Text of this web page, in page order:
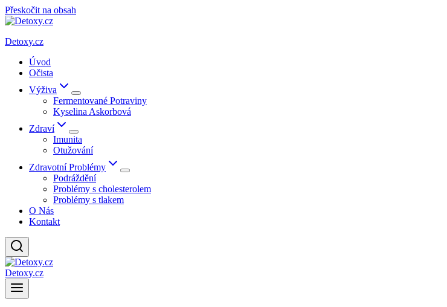
Přeskočit na obsah
Detoxy.cz
Úvod
Očista
Výživa
Fermentované Potraviny
Kyselina Askorbová
Zdraví
Imunita
Otužování
Zdravotní Problémy
Podráždění
Problémy s cholesterolem
Problémy s tlakem
O Nás
Kontakt
Detoxy.cz